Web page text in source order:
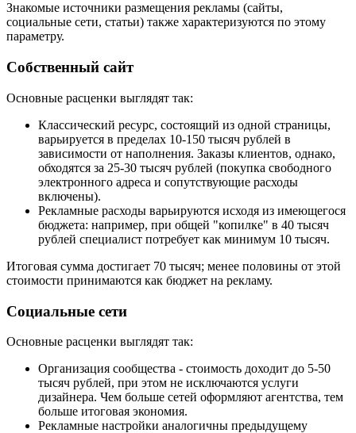
Знакомые источники размещения рекламы (сайты,
социальные сети, статьи) также характеризуются по этому
параметру.
Собственный сайт
Основные расценки выглядят так:
Классический ресурс, состоящий из одной страницы,
варьируется в пределах 10-150 тысяч рублей в
зависимости от наполнения. Заказы клиентов, однако,
обходятся за 25-30 тысяч рублей (покупка свободного
электронного адреса и сопутствующие расходы
включены).
Рекламные расходы варьируются исходя из имеющегося
бюджета: например, при общей "копилке" в 40 тысяч
рублей специалист потребует как минимум 10 тысяч.
Итоговая сумма достигает 70 тысяч; менее половины от этой
стоимости принимаются как бюджет на рекламу.
Социальные сети
Основные расценки выглядят так:
Организация сообщества - стоимость доходит до 5-50
тысяч рублей, при этом не исключаются услуги
дизайнера. Чем больше сетей оформляют агентства, тем
больше итоговая экономия.
Рекламные настройки аналогичны предыдущему